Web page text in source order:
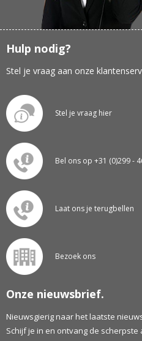
Hulp nodig?
Stel je vraag aan onze
Stel je vraag hier
Bel ons op +31 (0)299 -
Laat ons je terugbellen
Bezoek ons
Onze nieuwsbrief.
Nieuwsgierig naar het laatste
Schijf je in en ontvang de scherpste